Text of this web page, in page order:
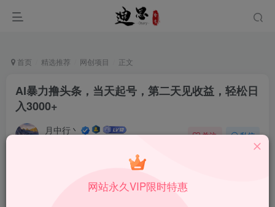
首页 精选推荐 网创项目 正文
AI暴力撸头条，当天起号，第二天见收益，轻松日
入3000+
月中行丶 关注 私信
网站永久VIP限时特惠